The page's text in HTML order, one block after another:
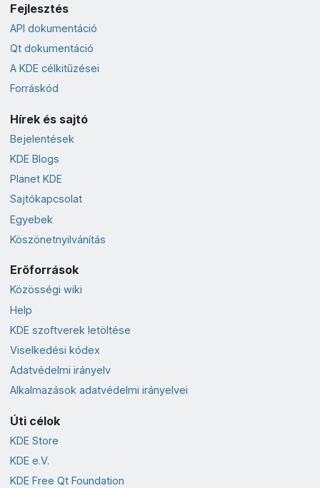
Fejlesztés
API dokumentáció
Qt dokumentáció
A KDE célkitűzései
Forráskód
Hírek és sajtó
Bejelentések
KDE Blogs
Planet KDE
Sajtókapcsolat
Egyebek
Köszönetnyilvánítás
Erőforrások
Közösségi wiki
Help
KDE szoftverek letöltése
Viselkedési kódex
Adatvédelmi irányelv
Alkalmazások adatvédelmi irányelvei
Úti célok
KDE Store
KDE e.V.
KDE Free Qt Foundation